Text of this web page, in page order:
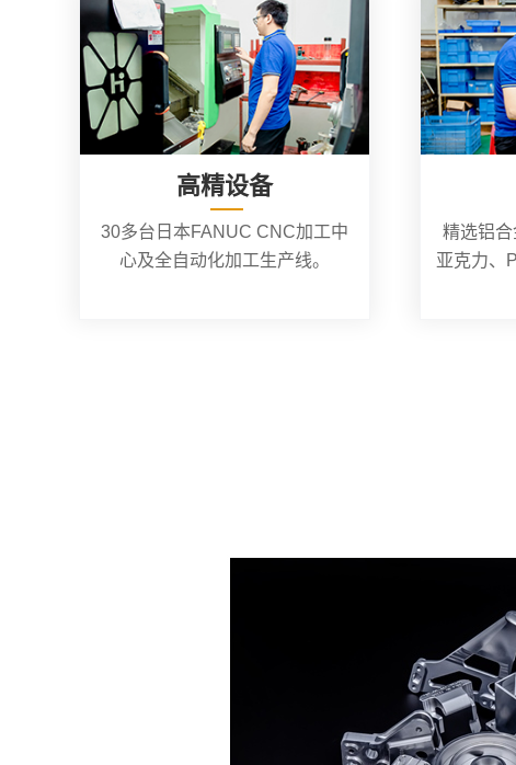
高精设备
30多台日本FANUC CNC加工中
心及全自动化加工生产线。
精选铝合
亚克力、